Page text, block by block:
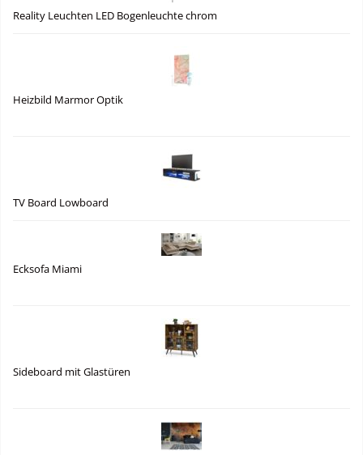
Reality Leuchten LED Bogenleuchte chrom
Heizbild Marmor Optik
TV Board Lowboard
Ecksofa Miami
Sideboard mit Glastüren